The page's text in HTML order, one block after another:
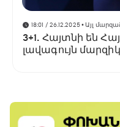
18:01 / 26.12.2025• Այլ
3+1. Հայտնի են
լավագույն